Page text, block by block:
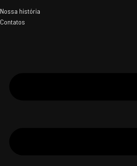
Nossa história
Contatos